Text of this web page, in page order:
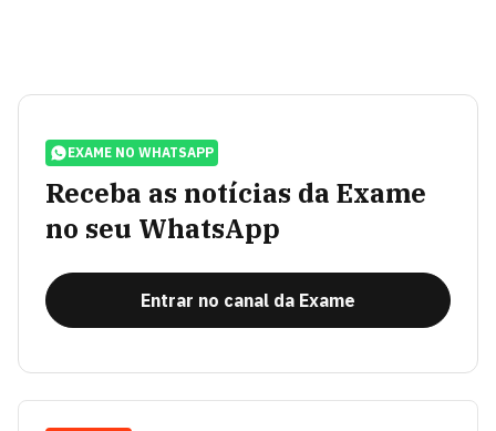
EXAME NO WHATSAPP
Receba as notícias da Exame
no seu WhatsApp
Entrar no canal da Exame